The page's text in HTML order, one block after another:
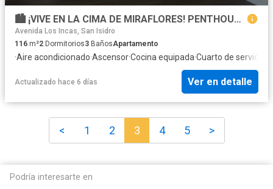
🏙️ ¡VIVE EN LA CIMA DE MIRAFLORES! PENTHOUSE DE ESTRENO 🏙️
Avenida Los Incas, San Isidro
116 m²2 Dormitorios3 BañosApartamento
·Aire acondicionado·Ascensor·Cocina equipada·Cuarto de servicio
Actualizado hace 6 días Ver en detalle
< 1 2 3 4 5 >
Podría interesarte en